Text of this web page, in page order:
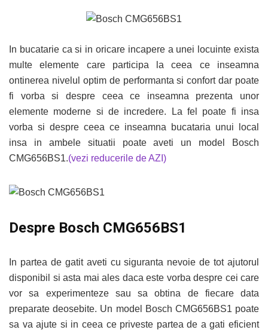
In bucatarie ca si in oricare incapere a unei locuinte exista
multe elemente care participa la ceea ce inseamna
ontinerea nivelul optim de performanta si confort dar poate
fi vorba si despre ceea ce inseamna prezenta unor
elemente moderne si de incredere. La fel poate fi insa
vorba si despre ceea ce inseamna bucataria unui local
insa in ambele situatii poate aveti un model Bosch
CMG656BS1.(vezi reducerile de AZI)
Despre Bosch CMG656BS1
In partea de gatit aveti cu siguranta nevoie de tot ajutorul
disponibil si asta mai ales daca este vorba despre cei care
vor sa experimenteze sau sa obtina de fiecare data
preparate deosebite. Un model Bosch CMG656BS1 poate
sa va ajute si in ceea ce priveste partea de a gati eficient